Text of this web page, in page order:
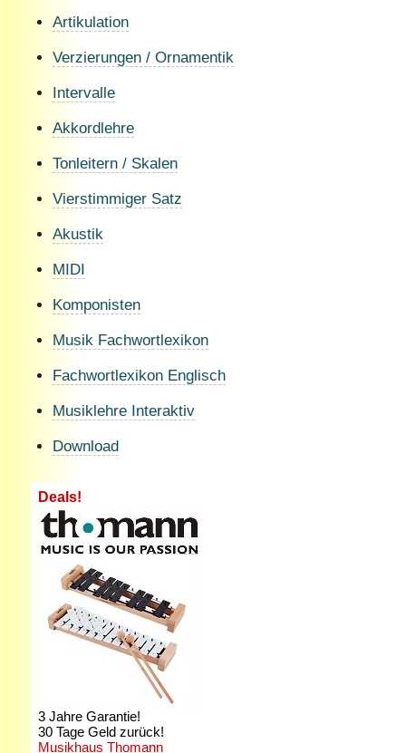
Artikulation
Verzierungen / Ornamentik
Intervalle
Akkordlehre
Tonleitern / Skalen
Vierstimmiger Satz
Akustik
MIDI
Komponisten
Musik Fachwortlexikon
Fachwortlexikon Englisch
Musiklehre Interaktiv
Download